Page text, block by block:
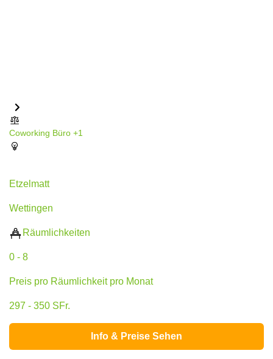
Coworking Büro +1
Etzelmatt
Wettingen
Räumlichkeiten
0 - 8
Preis pro Räumlichkeit pro Monat
297 - 350 SFr.
Info & Preise Sehen